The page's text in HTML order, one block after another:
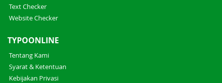
Text Checker
Website Checker
TYPOONLINE
Tentang Kami
Syarat & Ketentuan
Kebijakan Privasi